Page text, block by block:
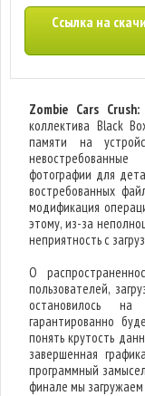
Ссылка на
Zombie Cars
коллектива Black
памяти на
фотографии для
востребованных
модификация
этому, из-за
неприятность с
О
пользователей,
остановилось
гарантированно
понять крутость
завершенная
программный
финале мы